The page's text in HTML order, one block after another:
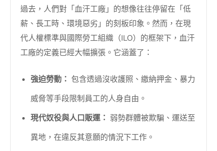
過去，人們對「血汗工廠」的想像往往停留在「低
薪、長工時、環境惡劣」的刻板印象。然而，在現
代人權標準與國際勞工組織（ILO）的框架下，血汗
工廠的定義已經大幅擴張。它涵蓋了：
強迫勞動： 包含透過沒收護照、繳納押金、暴力
威脅等手段限制員工的人身自由。
現代奴役與人口販運： 弱勢群體被欺騙、運送至
異地，在違反其意願的情況下工作。